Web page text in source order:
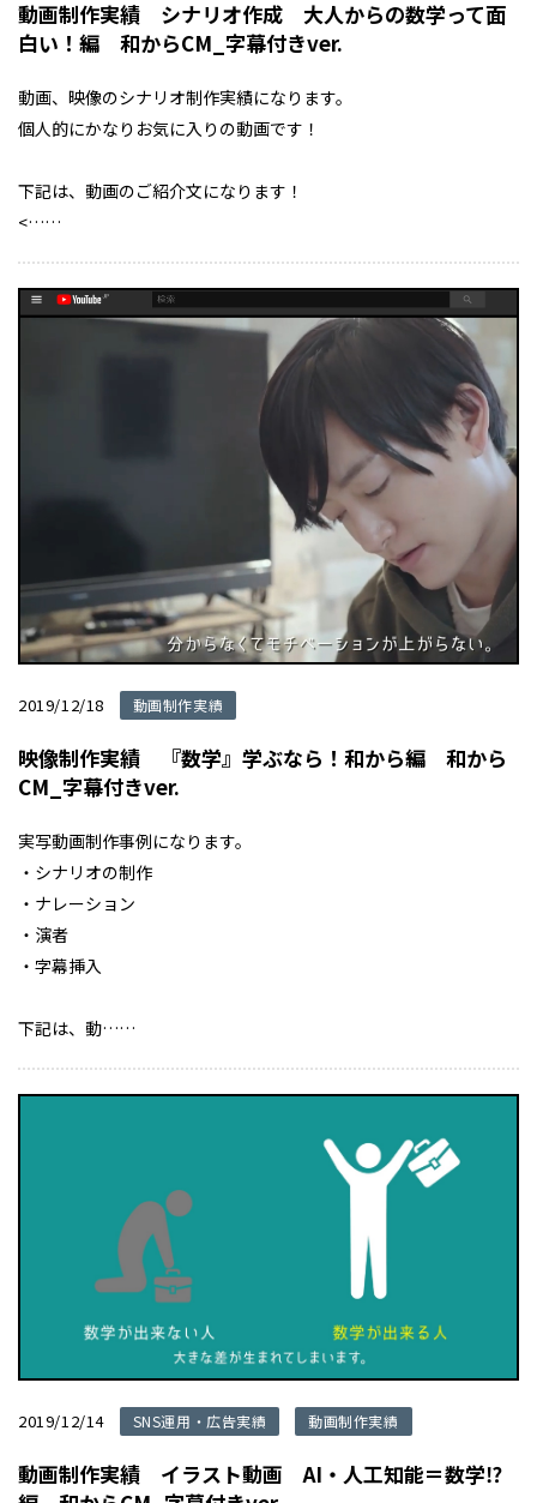
動画制作実績 シナリオ作成 大人からの数学って面
白い！編 和からCM_字幕付きver.
動画、映像のシナリオ制作実績になります。
個人的にかなりお気に入りの動画です！
下記は、動画のご紹介文になります！
<……
2019/12/18 動画制作実績
映像制作実績 『数学』学ぶなら！和から編 和から
CM_字幕付きver.
実写動画制作事例になります。
・シナリオの制作
・ナレーション
・演者
・字幕挿入
下記は、動……
2019/12/14 SNS運用・広告実績 動画制作実績
動画制作実績 イラスト動画 AI・人工知能＝数学⁉